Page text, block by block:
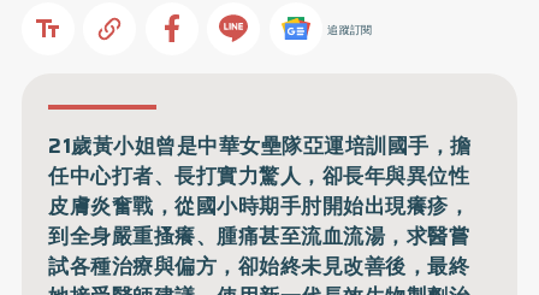
追蹤訂閱
21歲黃小姐曾是中華女壘隊亞運培訓國手，擔
任中心打者、長打實力驚人，卻長年與異位性
皮膚炎奮戰，從國小時期手肘開始出現癢疹，
到全身嚴重搔癢、腫痛甚至流血流湯，求醫嘗
試各種治療與偏方，卻始終未見改善後，最終